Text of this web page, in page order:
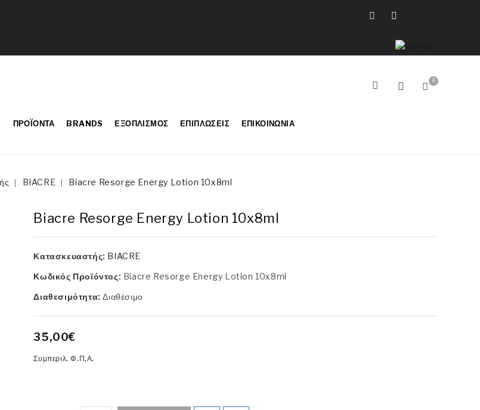
0
ΠΡΟΪΌΝΤΑ BRANDS ΕΞΟΠΛΙΣΜΌΣ ΕΠΙΠΛΏΣΕΙΣ ΕΠΙΚΟΙΝΩΝΊΑ
BIACRE Biacre Resorge Energy Lotion 10x8ml
Biacre Resorge Energy Lotion 10x8ml
Κατασκευαστής: BIACRE
Κωδικός Προϊόντος: Biacre Resorge Energy Lotion 10x8ml
Διαθεσιμότητα:Διαθέσιμο
35,00€
Συμπεριλ. Φ.Π.Α.